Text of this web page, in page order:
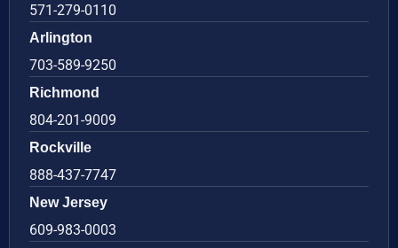
571-279-0110
Arlington
703-589-9250
Richmond
804-201-9009
Rockville
888-437-7747
New Jersey
609-983-0003